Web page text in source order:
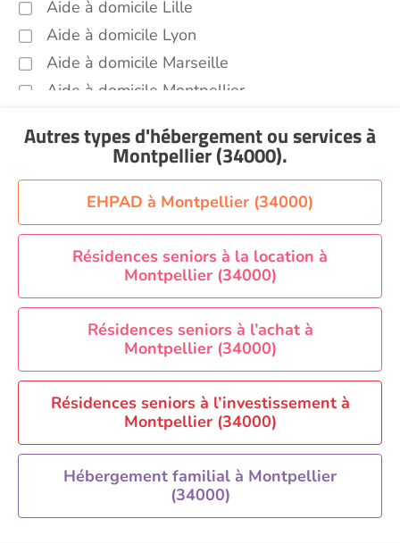
Promenade animaux de compagnie
Montpellier (34000)
Soins esthétiques Montpellier (34000)
Autres aides à domicile Montpellier
Voir toutes les aides à domicile à Montpellier
(34000)
Aide à domicile Lille
Aide à domicile Lyon
Aide à domicile Marseille
Aide à domicile Montpellier
Aide à domicile Nice
Aide à domicile Nîmes
Aide à domicile Orléans
Aide à domicile Paris
Aide à domicile Perpignan
Aide à domicile Rennes
Aide à domicile Saint-Etienne
Aide à domicile Toulouse
Recherche par ville
Autres types d'hébergement ou servicesà
Montpellier (34000).
EHPAD à Montpellier (34000)
Résidences seniors à la location à
Montpellier (34000)
Résidences seniors à l’achat à
Montpellier (34000)
Résidences seniors à l’investissement à
Montpellier (34000)
Hébergement familial à Montpellier
(34000)